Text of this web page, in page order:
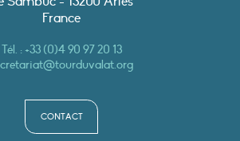
France
Tél. :+33 (0)4 90 97 20 13
CONTACT